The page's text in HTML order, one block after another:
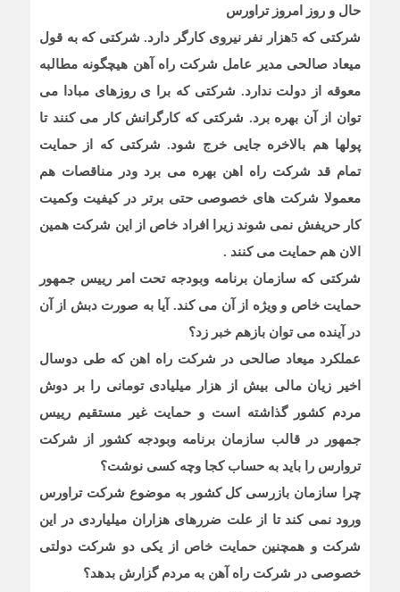
حال و روز امروز تراورس
شرکتی که 5هزار نفر نیروی کارگر دارد. شرکتی که به قول
میعاد صالحی مدیر عامل شرکت راه آهن هیچگونه مطالبه
معوقه از دولت ندارد. شرکتی که برا ی روزهای مبادا می
توان از آن بهره برد. شرکتی که کارگرانش کار می کنند تا
پولها هم بالاخره جایی خرج شود. شرکتی که از حمایت
تمام قد شرکت راه اهن بهره می برد ودر مناقصات هم
معمولا شرکت های خصوصی حتی برتر در کیفیت وکمیت
کار حریفش نمی شوند زیرا افراد خاص از این شرکت همین
الان هم حمایت می کنند .
شرکتی که سازمان برنامه وبودجه تحت امر رییس جمهور
حمایت خاص و ویژه از آن می کند. آیا به صورت دبش از آن
در آینده می توان بازهم خبر زد؟
عملکرد میعاد صالحی در شرکت راه اهن که طی دوسال
اخیر زیان مالی بیش از هزار میلیادی تومانی را بر دوش
مردم کشور گذاشته است و حمایت غیر مستقیم رییس
جمهور در قالب سازمان برنامه وبودجه کشور از شرکت
تروارس را باید به حساب کجا وچه کسی نوشت؟
چرا سازمان بازرسی کل کشور به موضوع شرکت تراورس
ورود نمی کند تا از علت ضررهای هزاران میلیاردی در این
شرکت و همچنین حمایت خاص از یکی دو شرکت دولتی
خصوصی در شرکت راه آهن به مردم گزارش بدهد؟